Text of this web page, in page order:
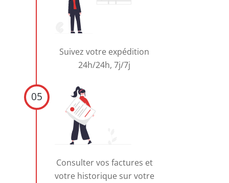
Suivez votre expédition
24h/24h, 7j/7j
Consulter vos factures et
votre historique sur votre
05